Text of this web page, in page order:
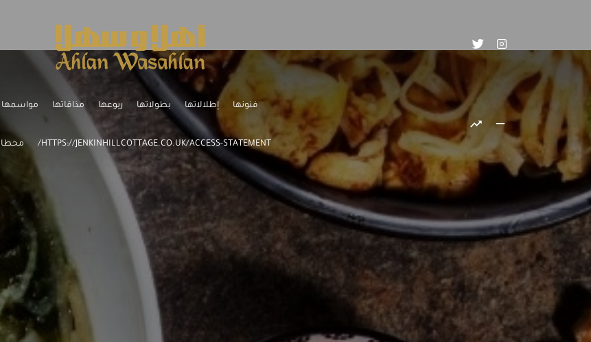
فنونها إطلالاتها بطولاتها ربوعها مذاقاتها مواسمها
HTTPS://JENKINHILLCOTTAGE.CO.UK/ACCESS-STATEMENT/